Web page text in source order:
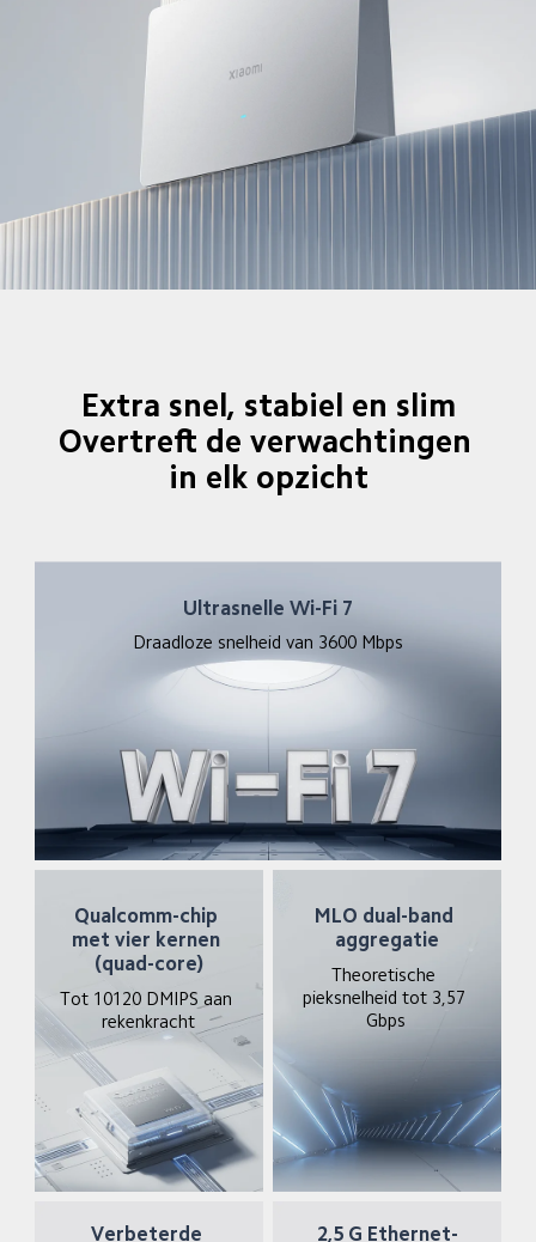
Extra snel, stabiel en slim
Overtreft de verwachtingen
in elk opzicht
Ultrasnelle Wi-Fi 7
Draadloze snelheid van 3600 Mbps
Qualcomm-chip
met vier kernen
(quad-core)
Tot 10120 DMIPS aan
rekenkracht
MLO dual-band
aggregatie
Theoretische
pieksnelheid tot 3,57
Gbps
Verbeterde
2,5 G Ethernet-